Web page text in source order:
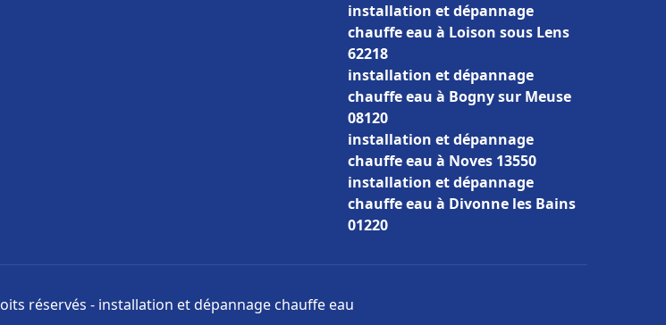
installation et dépannage
chauffe eau à Loison sous Lens
62218
installation et dépannage
chauffe eau à Bogny sur Meuse
08120
installation et dépannage
chauffe eau à Noves 13550
installation et dépannage
chauffe eau à Divonne les Bains
01220
réservés - installation et dépannage chauffe eau